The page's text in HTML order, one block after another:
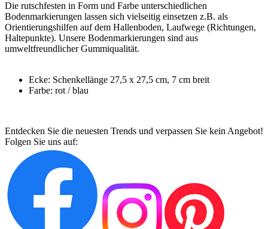
Die rutschfesten in Form und Farbe unterschied­lichen
Bodenmarkierungen lassen sich vielseitig einsetzen z.B. als
Orientierungshilfen auf dem Hallenboden, Laufwege (Richtungen,
Haltepunkte). Unsere Bodenmarkierungen sind aus
umweltfreundlicher Gummiqualität.
Ecke: Schenkellänge 27,5 x 27,5 cm, 7 cm breit
Farbe: rot / blau
Entdecken Sie die neuesten Trends und verpassen Sie kein Angebot!
Folgen Sie uns auf: